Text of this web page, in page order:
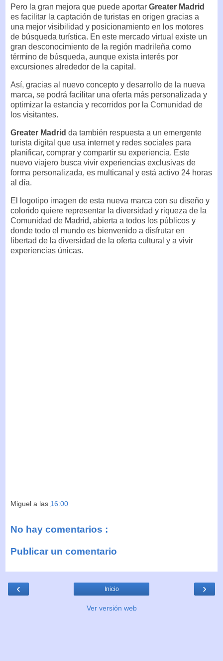
Pero la gran mejora que puede aportar Greater Madrid
es facilitar la captación de turistas en origen gracias a
una mejor visibilidad y posicionamiento en los motores
de búsqueda turística. En este mercado virtual existe un
gran desconocimiento de la región madrileña como
término de búsqueda, aunque exista interés por
excursiones alrededor de la capital.
Así, gracias al nuevo concepto y desarrollo de la nueva
marca, se podrá facilitar una oferta más personalizada y
optimizar la estancia y recorridos por la Comunidad de
los visitantes.
Greater Madrid da también respuesta a un emergente
turista digital que usa internet y redes sociales para
planificar, comprar y compartir su experiencia. Este
nuevo viajero busca vivir experiencias exclusivas de
forma personalizada, es multicanal y está activo 24 horas
al día.
El logotipo imagen de esta nueva marca con su diseño y
colorido quiere representar la diversidad y riqueza de la
Comunidad de Madrid, abierta a todos los públicos y
donde todo el mundo es bienvenido a disfrutar en
libertad de la diversidad de la oferta cultural y a vivir
experiencias únicas.
Miguel a las 16:00
No hay comentarios :
Publicar un comentario
‹ ›
Inicio
Ver versión web